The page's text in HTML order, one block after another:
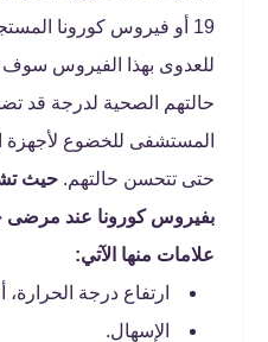
19 أو فيروس كورونا
للعدوى بهذا الفيروس سوف
حالتهم الصحية لدرجة قد
المستشفى للخضوع لأجهزة
حتى تتحسن حالتهم. حيث
بفيروس كورونا عند مرضى
علامات منها الآتي:
ارتفاع درجة الحرارة،
الإسهال.